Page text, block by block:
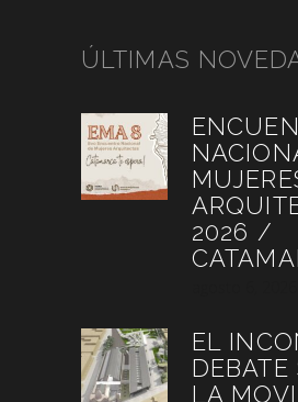
ÚLTIMAS
2026 /
EL
DEBATE
LA